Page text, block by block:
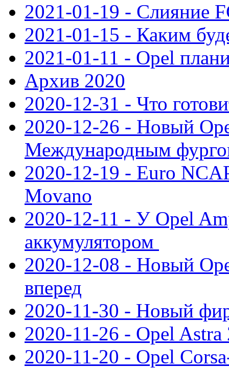
2021-01-19 - Слияние
2021-01-15 - Каким
2021-01-11 - Opel
Архив 2020
2020-12-31 - Что
2020-12-26 - Новый
Международным
2020-12-19 - Euro
Movano
2020-12-11 - У Opel
аккумулятором
2020-12-08 - Новый
вперед
2020-11-30 - Новый
2020-11-26 - Opel Astra
2020-11-20 - Opel